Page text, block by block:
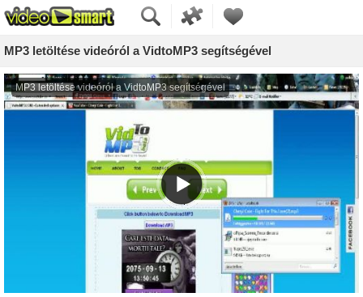
MP3 letöltése videóról a VidtoMP3 segítségével